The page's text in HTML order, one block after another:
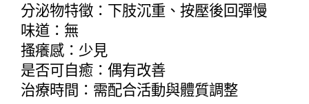
分泌物特徵：下肢沉重、按壓後回彈慢
味道：無
搔癢感：少見
是否可自癒：偶有改善
治療時間：需配合活動與體質調整